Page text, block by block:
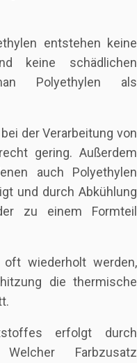
entstehen keine
keine schädlichen
Polyethylen als
bei der Verarbeitung von
gering. Außerdem
auch Polyethylen
und durch Abkühlung
zu einem Formteil
oft wiederholt werden,
die thermische
erfolgt durch
Farbzusatz